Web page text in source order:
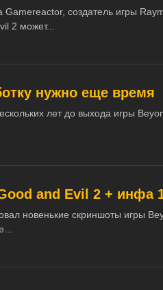
создатель игры
2 может...
нужно еще время
лет до выхода игры
and Evil 2 + инфа
новенькие скриншоты игры